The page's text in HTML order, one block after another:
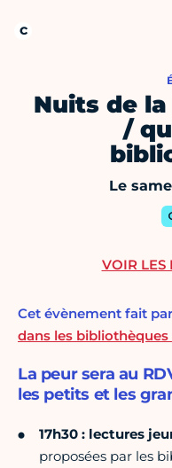
Nuits de
/
Le
Cet évènement fait
dans les bibliothèques
La peur sera au
les petits et les
17h30 : lectures
proposées par les
VOIR LES